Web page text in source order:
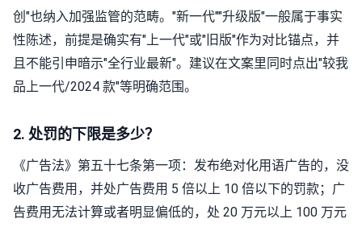
创"也纳入加强监管的范畴。"新一代""升级版"一般属于事实
性陈述，前提是确实有"上一代"或"旧版"作为对比锚点，并
且不能引申暗示"全行业最新"。建议在文案里同时点出"较我
品上一代/2024 款"等明确范围。
2. 处罚的下限是多少？
《广告法》第五十七条第一项：发布绝对化用语广告的，没
收广告费用，并处广告费用 5 倍以上 10 倍以下的罚款；广
告费用无法计算或者明显偏低的，处 20 万元以上 100 万元